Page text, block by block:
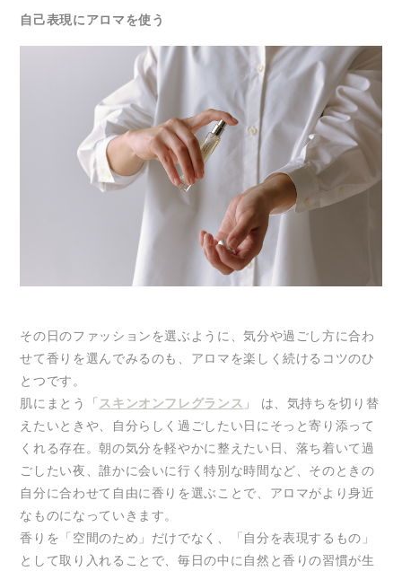
自己表現にアロマを使う
その日のファッションを選ぶように、気分や過ごし方に合わ
せて香りを選んでみるのも、アロマを楽しく続けるコツのひ
とつです。
肌にまとう「 スキンオンフレグランス 」 は、気持ちを切り替
えたいときや、自分らしく過ごしたい日にそっと寄り添って
くれる存在。朝の気分を軽やかに整えたい日、落ち着いて過
ごしたい夜、誰かに会いに行く特別な時間など、そのときの
自分に合わせて自由に香りを選ぶことで、アロマがより身近
なものになっていきます。
香りを「空間のため」だけでなく、「自分を表現するもの」
として取り入れることで、毎日の中に自然と香りの習慣が生